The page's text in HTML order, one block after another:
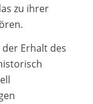
zu ihrer
Erhalt des